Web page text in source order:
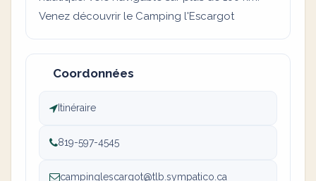
Venez découvrir le Camping l'Escargot
Coordonnées
Itinéraire
819-597-4545
campinglescargot@tlb.sympatico.ca